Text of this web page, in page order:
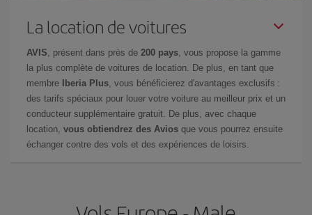
La location de voitures
AVIS , présent dans près de 200 pays , vous propose la gamme
la plus complète de voitures de location. De plus, en tant que
membre
Iberia Plus , vous bénéficierez d'avantages exclusifs :
des tarifs spéciaux pour louer votre voiture au meilleur prix et un
conducteur supplémentaire gratuit. De plus, avec chaque
location, vous obtiendrez des Avios que vous pourrez ensuite
échanger contre des vols et des expériences de loisirs.